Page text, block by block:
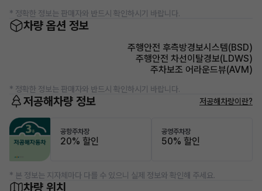
* 정확한 정보는 판매자와 반드시 확인하시기 바랍니다.
차량 옵션 정보
주행안전 후측방경보시스템(BSD)
주행안전 차선이탈경보(LDWS)
주차보조 어라운드뷰(AVM)
* 정확한 정보는 판매자와 반드시 확인하시기 바랍니다.
저공해차량 정보 저공해차량이란?
공항주차장
20% 할인
공영주차장
50% 할인
* 본 정보는 지자체마다 다를 수 있으니 실제 정보와 확인해 주세요.
차량 위치